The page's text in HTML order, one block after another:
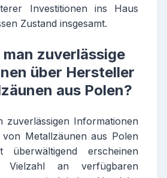
Investitionen ins Haus
Zustand insgesamt.
zuverlässige
über Hersteller
aus Polen?
zuverlässigen Informationen
Metallzäunen aus Polen
überwältigend erscheinen
an verfügbaren